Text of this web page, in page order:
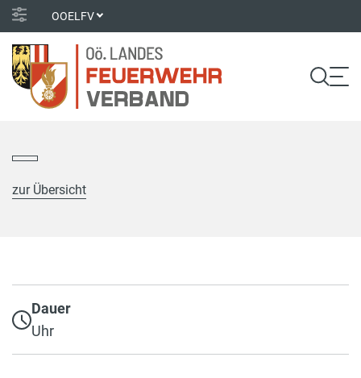
OOELFV
zur Übersicht
Dauer
Uhr